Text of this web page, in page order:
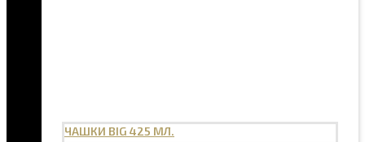
ЧАШКИ BIG 425 МЛ.